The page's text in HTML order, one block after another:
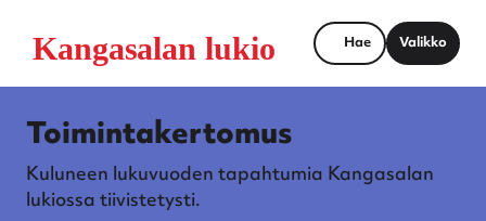
Hae Valikko
Toimintakertomus
Kuluneen lukuvuoden tapahtumia Kangasalan
lukiossa tiivistetysti.